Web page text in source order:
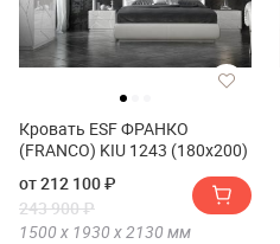
Кровать ESF ФРАНКО
(FRANCO) KIU 1243 (180х200)
от 212 100 ₽
243 900 ₽
1500 х 1930 х 2130 мм